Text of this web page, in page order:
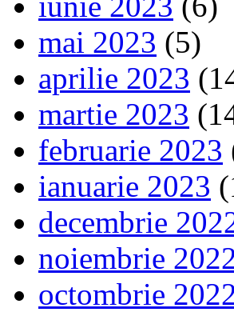
mai 2023 (5)
aprilie 2023
martie 2023
februarie 2023
ianuarie 2023
decembrie
noiembrie
octombrie